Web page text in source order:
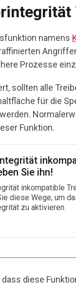
namens
Prozesse
sollten alle
für die
Funktion.
Sie ihn!
inkompatible
diese Wege, um
zu aktivieren.
diese